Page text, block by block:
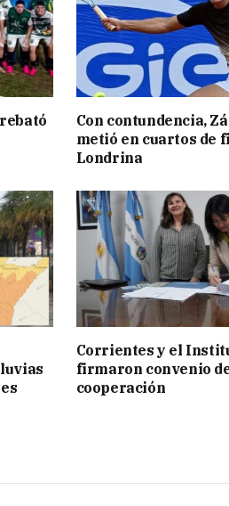
Con contundencia,
metió en cuartos de
Londrina
Corrientes y el
firmaron convenio
cooperación